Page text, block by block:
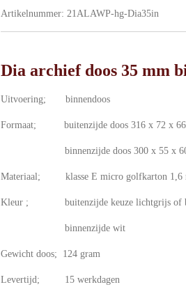
Artikelnummer: 21ALAWP-hg-Dia35in
Dia archief doos 35 mm
Uitvoering; binnendoos
Formaat; buitenzijde doos 316 x 72 x 66
binnenzijde doos 300 x 55 x 60
Materiaal; klasse E micro golfkarton 1,6
Kleur ; buitenzijde keuze lichtgrijs of
binnenzijde wit
Gewicht doos; 124 gram
Levertijd; 15 werkdagen